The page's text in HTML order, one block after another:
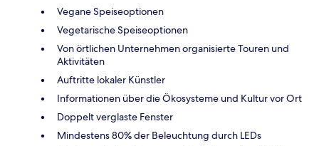
Vegane Speiseoptionen
Vegetarische Speiseoptionen
Von örtlichen Unternehmen organisierte Touren und
Aktivitäten
Auftritte lokaler Künstler
Informationen über die Ökosysteme und Kultur vor Ort
Doppelt verglaste Fenster
Mindestens 80% der Beleuchtung durch LEDs